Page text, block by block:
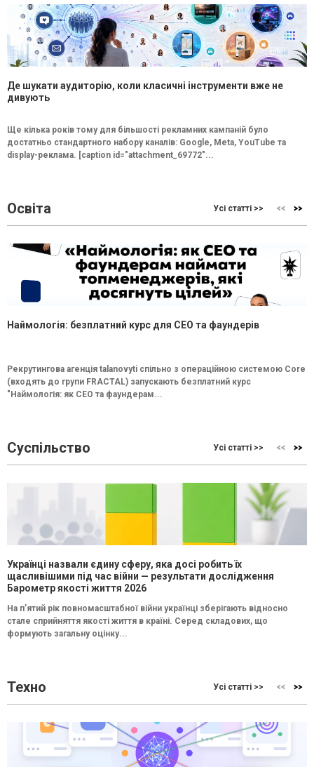
Де шукати аудиторію, коли класичні інструменти вже не
дивують
Ще кілька років тому для більшості рекламних кампаній було
достатньо стандартного набору каналів: Google, Meta, YouTube та
display-реклама. [caption id="attachment_69772"...
Освіта Усі статті >>
Наймологія: безплатний курс для CEO та фаундерів
Рекрутингова агенція talanovyti спільно з операційною системою Core
(входять до групи FRACTAL) запускають безплатний курс
"Наймологія: як СEO та фаундерам...
Суспільство Усі статті >>
Українці назвали єдину сферу, яка досі робить їх
щасливішими під час війни — результати дослідження
Барометр якості життя 2026
На п’ятий рік повномасштабної війни українці зберігають відносно
стале сприйняття якості життя в країні. Серед складових, що
формують загальну оцінку...
Техно Усі статті >>